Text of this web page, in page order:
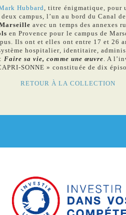
Hubbard, titre énigmatique, pour
campus, l’un au bord du Canal
avec un temps des annexes
en Provence pour le campus de
Ils ont et elles ont entre 17 et 26
système hospitalier, identitaire,
Faire sa vie, comme une œuvre. A
SONNE » constituée de dix
RETOUR À LA COLLECTION